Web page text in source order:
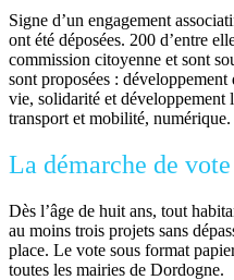
Signe d’un engagement
ont été déposées. 200 d’entre
commission citoyenne et sont
sont proposées :
vie, solidarité et développement
transport et mobilité, numérique.
La démarche de
Dès l’âge de huit ans, tout
au moins trois projets sans
place. Le vote sous format
toutes les mairies de Dordogne.